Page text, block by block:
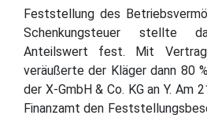
Feststellung des
Schenkungsteuer stellte
Anteilswert fest. Mit
veräußerte der Kläger dann 80
der X-GmbH & Co. KG an Y. Am
Finanzamt den